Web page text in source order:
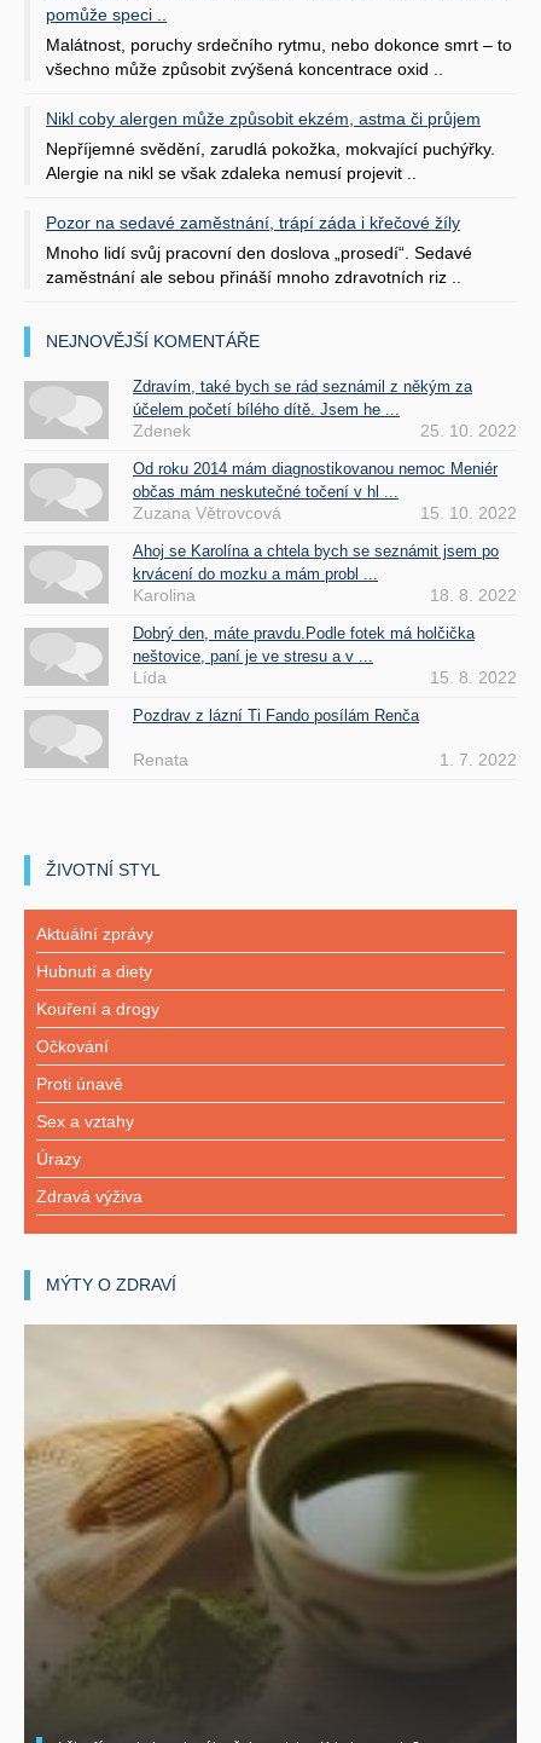
pomůže speci ..
Malátnost, poruchy srdečního rytmu, nebo dokonce smrt – to
všechno může způsobit zvýšená koncentrace oxid ..
Nikl coby alergen může způsobit ekzém, astma či průjem
Nepříjemné svědění, zarudlá pokožka, mokvající puchýřky.
Alergie na nikl se však zdaleka nemusí projevit ..
Pozor na sedavé zaměstnání, trápí záda i křečové žíly
Mnoho lidí svůj pracovní den doslova „prosedí“. Sedavé
zaměstnání ale sebou přináší mnoho zdravotních riz ..
NEJNOVĚJŠÍ KOMENTÁŘE
Zdravím, také bych se rád seznámil z někým za
účelem početí bílého dítě. Jsem he ...
Zdenek 25. 10. 2022
Od roku 2014 mám diagnostikovanou nemoc Meniér
občas mám neskutečné točení v hl ...
Zuzana Větrovcová 15. 10. 2022
Ahoj se Karolína a chtela bych se seznámit jsem po
krvácení do mozku a mám probl ...
Karolina 18. 8. 2022
Dobrý den, máte pravdu.Podle fotek má holčička
neštovice, paní je ve stresu a v ...
Lída 15. 8. 2022
Pozdrav z lázní Ti Fando posílám Renča
Renata 1. 7. 2022
ŽIVOTNÍ STYL
Aktuální zprávy
Hubnutí a diety
Kouření a drogy
Očkování
Proti únavě
Sex a vztahy
Úrazy
Zdravá výživa
MÝTY O ZDRAVÍ